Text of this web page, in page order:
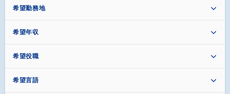
希望勤務地
希望年収
希望役職
希望言語